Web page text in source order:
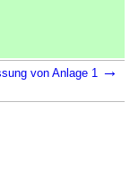
von Anlage 1 →